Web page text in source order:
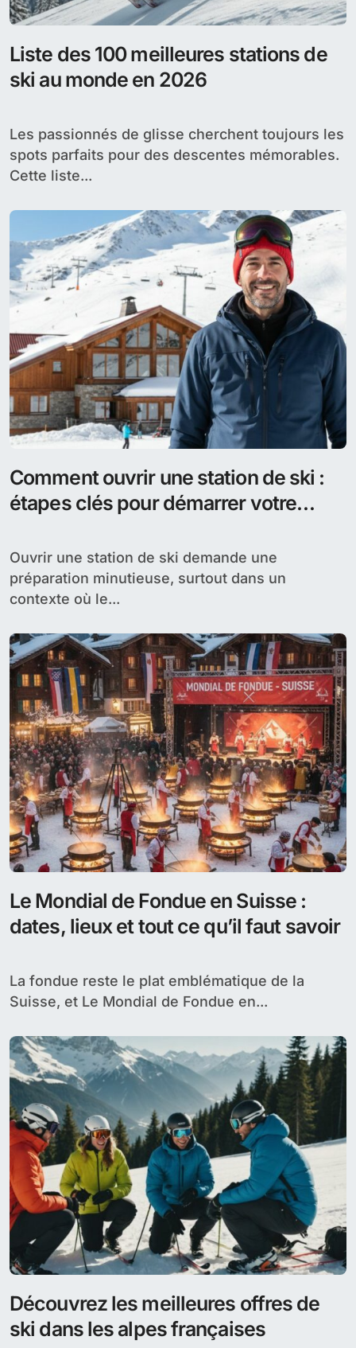
Liste des 100 meilleures stations de
ski au monde en 2026
Les passionnés de glisse cherchent toujours les
spots parfaits pour des descentes mémorables.
Cette liste...
Comment ouvrir une station de ski :
étapes clés pour démarrer votre
Ouvrir une station de ski demande une
préparation minutieuse, surtout dans un
contexte où le...
Le Mondial de Fondue en Suisse :
dates, lieux et tout ce qu’il faut savoir
La fondue reste le plat emblématique de la
Suisse, et Le Mondial de Fondue en...
Découvrez les meilleures offres de
ski dans les alpes françaises